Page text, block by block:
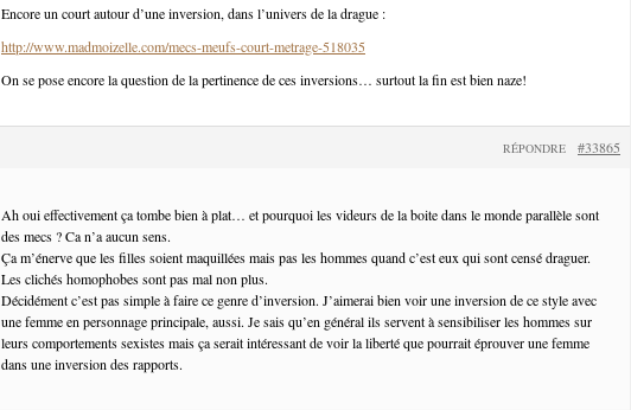
Encore un court autour d’une inversion, dans l’univers de la drague :
http://www.madmoizelle.com/mecs-meufs-court-metrage-518035
On se pose encore la question de la pertinence de ces inversions… surtout la fin est bien naze!
#33865
RÉPONDRE
Ah oui effectivement ça tombe bien à plat… et pourquoi les videurs de la boite dans le monde parallèle sont
des mecs ? Ca n’a aucun sens.
Ça m’énerve que les filles soient maquillées mais pas les hommes quand c’est eux qui sont censé draguer.
Les clichés homophobes sont pas mal non plus.
Décidément c’est pas simple à faire ce genre d’inversion. J’aimerai bien voir une inversion de ce style avec
une femme en personnage principale, aussi. Je sais qu’en général ils servent à sensibiliser les hommes sur
leurs comportements sexistes mais ça serait intéressant de voir la liberté que pourrait éprouver une femme
dans une inversion des rapports.